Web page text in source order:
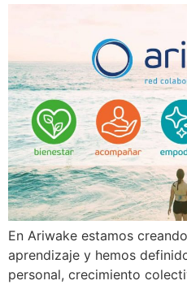
En Ariwake estamos
aprendizaje y hemos
personal, crecimiento